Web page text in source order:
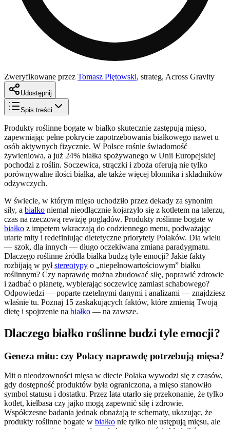
Zweryfikowane przez Tomasz Piętowski, strateg, Across Gravity
Udostępnij
Spis treści
Produkty roślinne bogate w białko skutecznie zastępują mięso,
zapewniając pełne pokrycie zapotrzebowania białkowego nawet u
osób aktywnych fizycznie. W Polsce rośnie świadomość
żywieniowa, a już 24% białka spożywanego w Unii Europejskiej
pochodzi z roślin. Soczewica, strączki i zboża oferują nie tylko
porównywalne ilości białka, ale także więcej błonnika i składników
odżywczych.
W świecie, w którym mięso uchodziło przez dekady za synonim
siły, a białko niemal nieodłącznie kojarzyło się z kotletem na talerzu,
czas na rzeczową rewizję poglądów. Produkty roślinne bogate w
białko z impetem wkraczają do codziennego menu, podważając
utarte mity i redefiniując dietetyczne priorytety Polaków. Dla wielu
— szok, dla innych — długo oczekiwana zmiana paradygmatu.
Dlaczego roślinne źródła białka budzą tyle emocji? Jakie fakty
rozbijają w pyłstereotypy o „niepełnowartościowym” białku
roślinnym? Czy naprawdę można zbudować siłę, poprawić zdrowie
i zadbać o planetę, wybierając soczewicę zamiast schabowego?
Odpowiedzi — poparte rzetelnymi danymi i analizami — znajdziesz
właśnie tu. Poznaj 15 zaskakujących faktów, które zmienią Twoją
dietę i spojrzenie na białko — na zawsze.
Dlaczego białko roślinne budzi tyle emocji?
Geneza mitu: czy Polacy naprawdę potrzebują mięsa?
Mit o nieodzowności mięsa w diecie Polaka wywodzi się z czasów,
gdy dostępność produktów była ograniczona, a mięso stanowiło
symbol statusu i dostatku. Przez lata utarło się przekonanie, że tylko
kotlet, kiełbasa czy jajko mogą zapewnić siłę i zdrowie.
Współczesne badania jednak obnażają te schematy, ukazując, że
produkty roślinne bogate w białko nie tylko nie ustępują mięsu, ale